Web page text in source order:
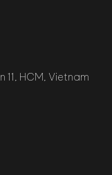
11, HCM, Vietnam